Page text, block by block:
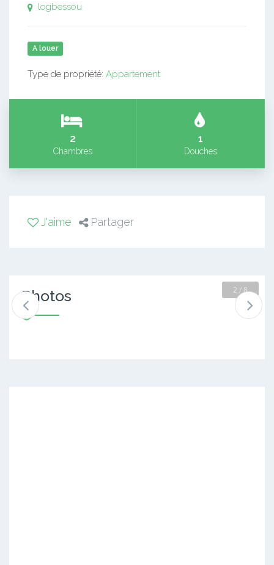
logbessou
A louer
Type de propriété: Appartement
2
Chambres
1
Douches
J'aime Partager
Photos 2 / 8